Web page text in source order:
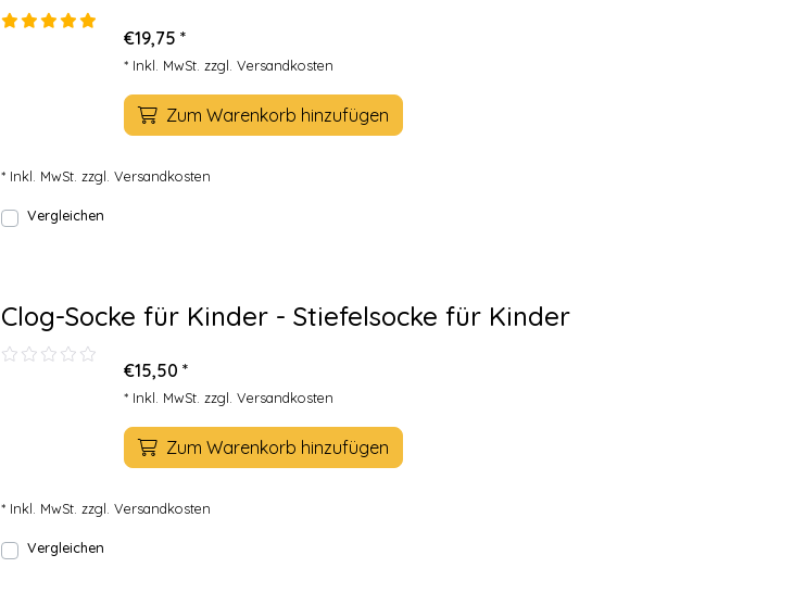
€19,75 *
* Inkl. MwSt. zzgl. Versandkosten
Zum Warenkorb hinzufügen
* Inkl. MwSt. zzgl. Versandkosten
Vergleichen
Clog-Socke für Kinder - Stiefelsocke für Kinder
€15,50 *
* Inkl. MwSt. zzgl. Versandkosten
Zum Warenkorb hinzufügen
* Inkl. MwSt. zzgl. Versandkosten
Vergleichen